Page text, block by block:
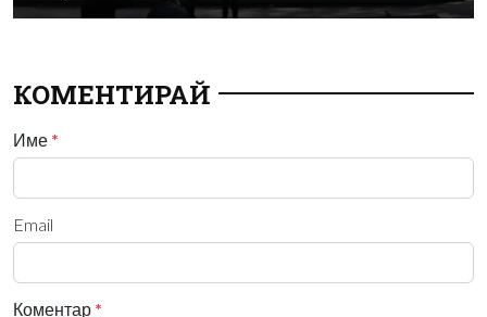
КОМЕНТИРАЙ
Име *
Email
Коментар *